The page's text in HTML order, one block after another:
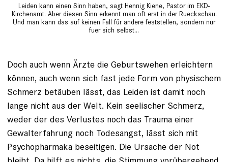
Leiden kann einen Sinn haben, sagt Hennig Kiene, Pastor im EKD-
Kirchenamt. Aber diesen Sinn erkennt man oft erst in der Rueckschau.
Und man kann das auf keinen Fall für andere feststellen, sondern nur
fuer sich selbst...
Doch auch wenn Ärzte die Geburts­wehen erleichtern
können, auch wenn sich fast jede Form von physischem
Schmerz betäuben lässt, das Leiden ist damit noch
lange nicht aus der Welt. Kein seelischer Schmerz,
weder der des Verlustes noch das Trauma einer
Gewalterfahrung noch Todesangst, lässt sich mit
Psychophar­maka beseitigen. Die Ursache der Not